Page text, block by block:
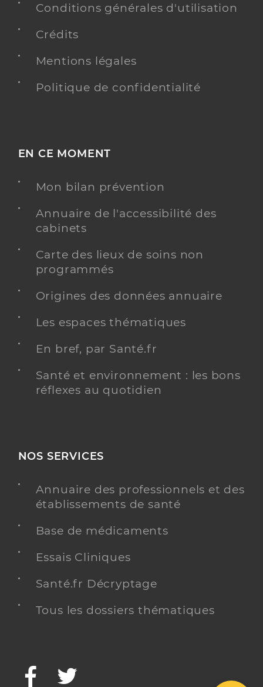
Conditions générales d'utilisation
Crédits
Mentions légales
Politique de confidentialité
EN CE MOMENT
Mon bilan prévention
Annuaire de l'accessibilité des
cabinets
Carte des lieux de soins non
programmés
Origines des données annuaire
Les espaces thématiques
En bref, par Santé.fr
Santé et environnement : les bons
réflexes au quotidien
NOS SERVICES
Annuaire des professionnels et des
établissements de santé
Base de médicaments
Essais Cliniques
Santé.fr Décryptage
Tous les dossiers thématiques
Facebook